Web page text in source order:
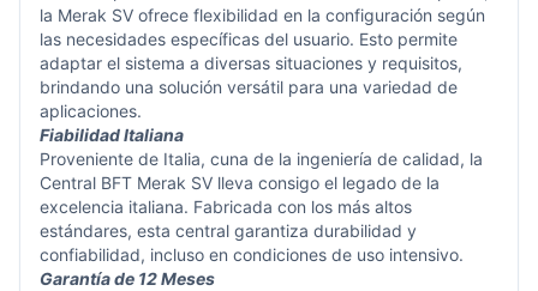
la Merak SV ofrece flexibilidad en la configuración según
las necesidades específicas del usuario. Esto permite
adaptar el sistema a diversas situaciones y requisitos,
brindando una solución versátil para una variedad de
aplicaciones.
Fiabilidad Italiana
Proveniente de Italia, cuna de la ingeniería de calidad, la
Central BFT Merak SV lleva consigo el legado de la
excelencia italiana. Fabricada con los más altos
estándares, esta central garantiza durabilidad y
confiabilidad, incluso en condiciones de uso intensivo.
Garantía de 12 Meses